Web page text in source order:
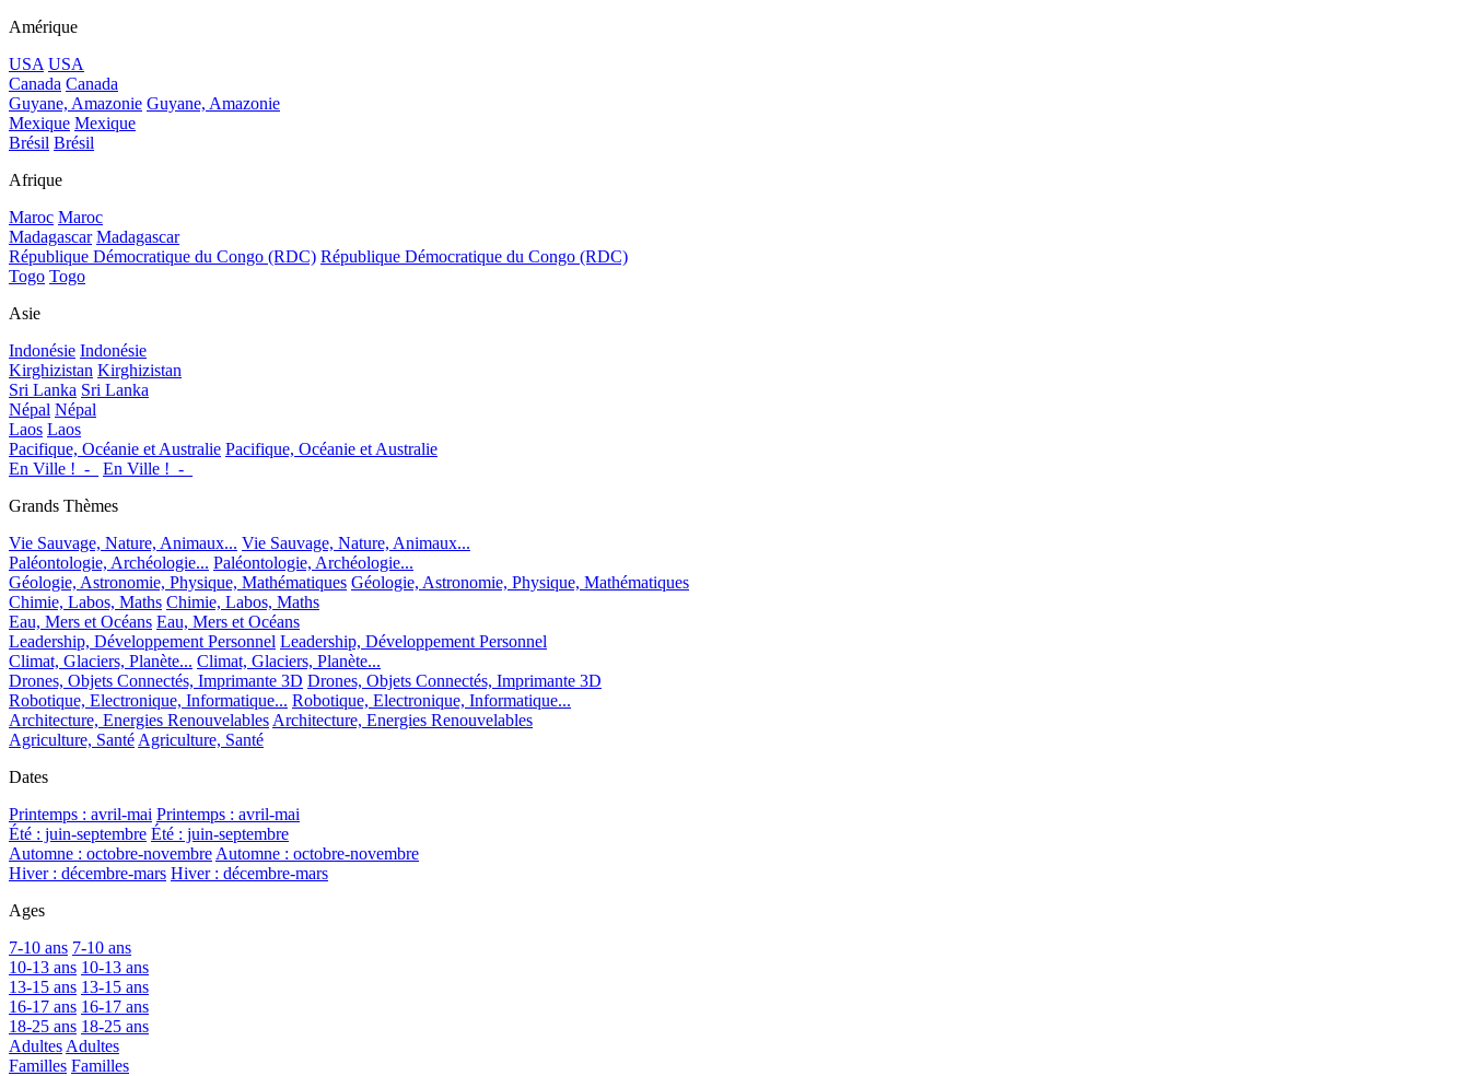
Amérique
USA USA
Canada Canada
Guyane, Amazonie Guyane, Amazonie
Mexique Mexique
Brésil Brésil
Afrique
Maroc Maroc
Madagascar Madagascar
République Démocratique du Congo (RDC) République Démocratique du Congo (RDC)
Togo Togo
Asie
Indonésie Indonésie
Kirghizistan Kirghizistan
Sri Lanka Sri Lanka
Népal Népal
Laos Laos
Pacifique, Océanie et Australie Pacifique, Océanie et Australie
En Ville !_-_
En Ville !_-_
Grands Thèmes
Vie Sauvage, Nature, Animaux... Vie Sauvage, Nature, Animaux...
Paléontologie, Archéologie... Paléontologie, Archéologie...
Géologie, Astronomie, Physique, Mathématiques Géologie, Astronomie, Physique, Mathématiques
Chimie, Labos, Maths Chimie, Labos, Maths
Eau, Mers et Océans Eau, Mers et Océans
Leadership, Développement Personnel Leadership, Développement Personnel
Climat, Glaciers, Planète... Climat, Glaciers, Planète...
Drones, Objets Connectés, Imprimante 3D Drones, Objets Connectés, Imprimante 3D
Robotique, Electronique, Informatique... Robotique, Electronique, Informatique...
Architecture, Energies Renouvelables Architecture, Energies Renouvelables
Agriculture, Santé Agriculture, Santé
Dates
Printemps : avril-mai Printemps : avril-mai
Été : juin-septembre Été : juin-septembre
Automne : octobre-novembre Automne : octobre-novembre
Hiver : décembre-mars Hiver : décembre-mars
Ages
7-10 ans 7-10 ans
10-13 ans 10-13 ans
13-15 ans 13-15 ans
16-17 ans 16-17 ans
18-25 ans 18-25 ans
Adultes Adultes
Familles Familles